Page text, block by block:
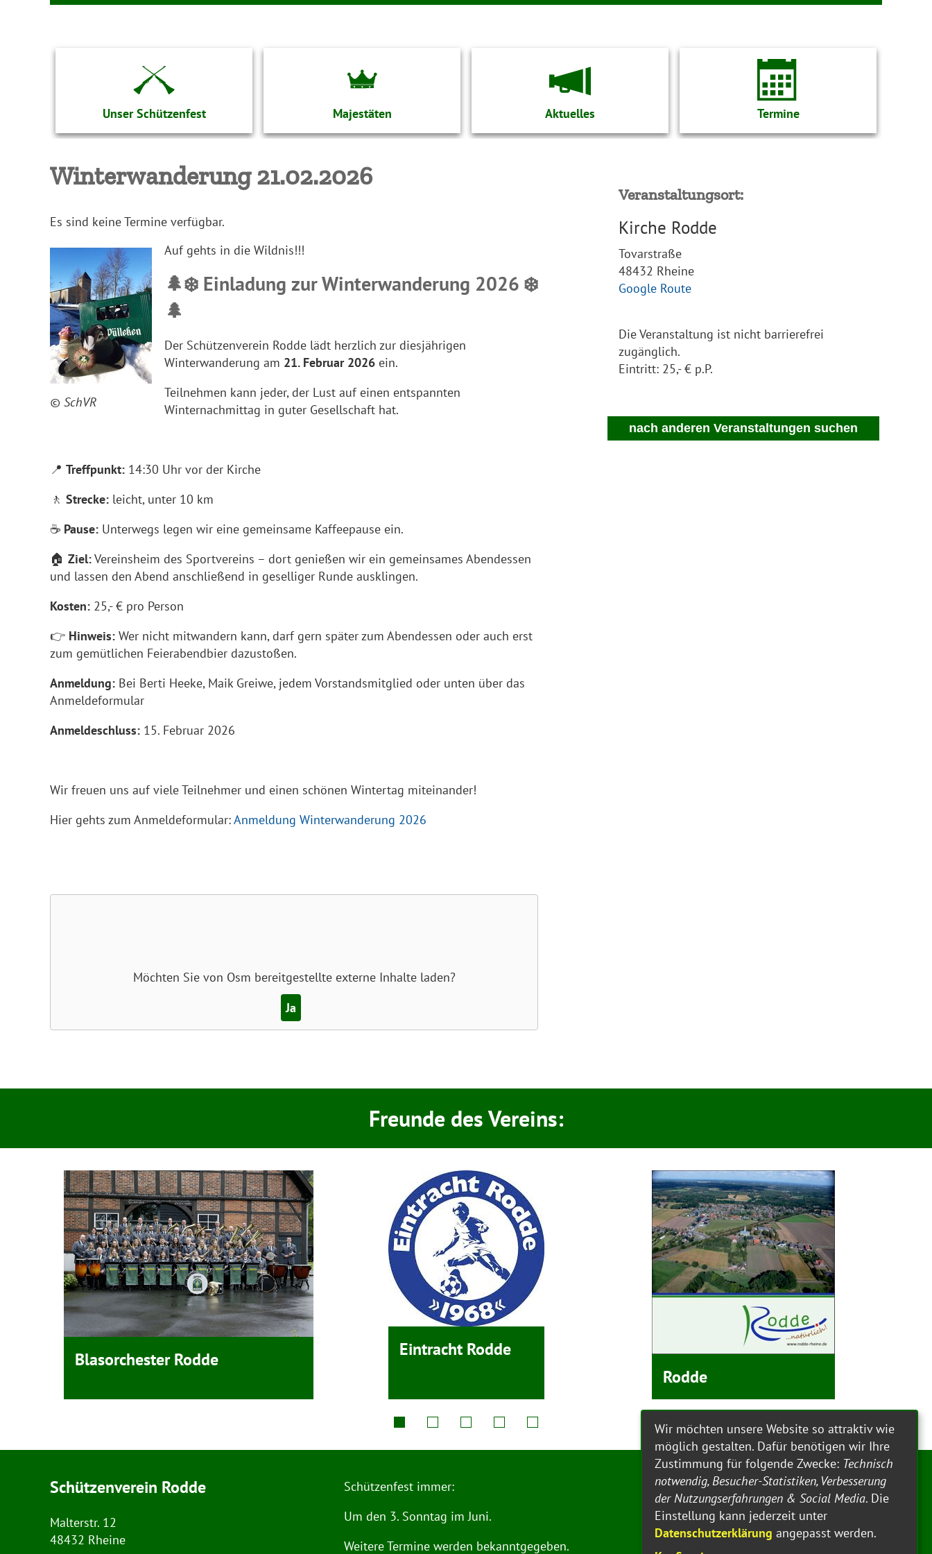
Unser Schützenfest Majestäten Aktuelles Termine
Winterwanderung 21.02.2026
Es sind keine Termine verfügbar.
© SchVR
Auf gehts in die Wildnis!!!
🌲❄️ Einladung zur Winterwanderung 2026 ❄️
🌲
Der Schützenverein Rodde lädt herzlich zur diesjährigen
Winterwanderung am 21. Februar 2026 ein.
Teilnehmen kann jeder, der Lust auf einen entspannten
Winternachmittag in guter Gesellschaft hat.
📍 Treffpunkt: 14:30 Uhr vor der Kirche
🚶 Strecke: leicht, unter 10 km
☕ Pause: Unterwegs legen wir eine gemeinsame Kaffeepause ein.
🏠 Ziel:Vereinsheim des Sportvereins – dort genießen wir ein gemeinsames Abendessen
und lassen den Abend anschließend in geselliger Runde ausklingen.
Kosten: 25,- € pro Person
👉 Hinweis: Wer nicht mitwandern kann, darf gern später zum Abendessen oder auch erst
zum gemütlichen Feierabendbier dazustoßen.
Anmeldung: Bei Berti Heeke, Maik Greiwe, jedem Vorstandsmitglied oder unten über das
Anmeldeformular
Anmeldeschluss: 15. Februar 2026
Wir freuen uns auf viele Teilnehmer und einen schönen Wintertag miteinander!
Hier gehts zum Anmeldeformular:Anmeldung Winterwanderung 2026
Möchten Sie von Osm bereitgestellte externe Inhalte laden?
Ja
nach anderen Veranstaltungen suchen
Veranstaltungsort:
Kirche Rodde
Tovarstraße
48432 Rheine
Google Route
Die Veranstaltung ist nicht barrierefrei
zugänglich.
Eintritt: 25,- € p.P.
Freunde des Vereins:
Blasorchester Rodde
Eintracht Rodde
Rodde
Schützenverein Rodde
Malterstr. 12
48432 Rheine
Schützenfest immer:
Um den 3. Sonntag im Juni.
Weitere Termine werden bekanntgegeben.
Social-Media
Wir möchten unsere Website so attraktiv wie
möglich gestalten. Dafür benötigen wir Ihre
Zustimmung für folgende Zwecke: Technisch
notwendig, Besucher-Statistiken, Verbesserung
der Nutzungserfahrungen & Social Media. Die
Einstellung kann jederzeit unter
Datenschutzerklärung angepasst werden.